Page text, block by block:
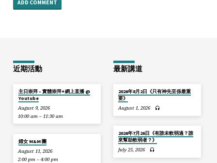
近期活動
主日崇拜 – 實體崇拜+網上直播 @
Youtube
August 9, 2026
10:00 am – 11:30 am
婦女 M&M 團
August 11, 2026
2:00 pm – 4:00 pm
最新講道
2026年8月2日《只有神先至係最重
要》
August 1, 2026
2026年7月26日《有誰未軟弱過？誰
來幫助軟弱者？》
July 25, 2026